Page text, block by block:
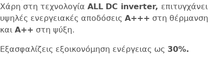
Χάρη στη τεχνολογία ALL DC inverter, επιτυγχάνει
υψηλές ενεργειακές αποδόσεις Α+++ στη θέρμανση
και Α++ στη ψύξη.
Εξασφαλίζεις εξοικονόμηση ενέργειας ως 30%.